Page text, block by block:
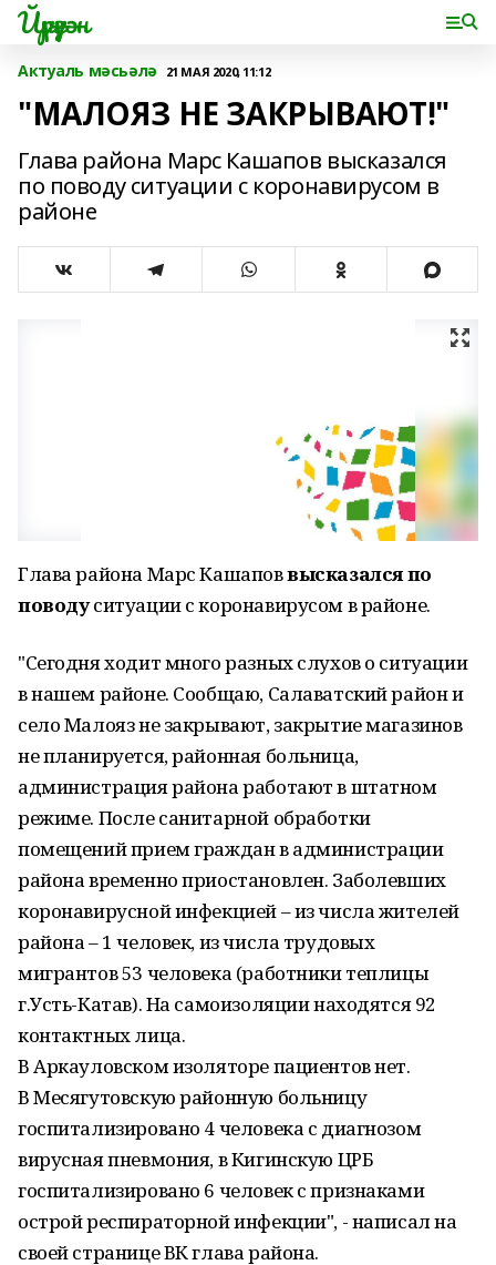
Йүрүҙән
Актуаль мәсьәлә 21 МАЯ 2020, 11:12
"МАЛОЯЗ НЕ ЗАКРЫВАЮТ!"
Глава района Марс Кашапов высказался
по поводу ситуации с коронавирусом в
районе
Глава района Марс Кашаповвысказалсяпо
поводуситуации с коронавирусом в районе.
"Сегодня ходит много разных слухов о ситуации
в нашем районе. Сообщаю, Салаватский район и
село Малояз не закрывают, закрытие магазинов
не планируется, районная больница,
администрация района работают в штатном
режиме. После санитарной обработки
помещений прием граждан в администрации
района временно приостановлен. Заболевших
коронавирусной инфекцией – из числа жителей
района – 1 человек, из числа трудовых
мигрантов 53 человека (работники теплицы
г.Усть-Катав). На самоизоляции находятся 92
контактных лица.
В Аркауловском изоляторе пациентов нет.
В Месягутовскую районную больницу
госпитализировано 4 человека с диагнозом
вирусная пневмония, в Кигинскую ЦРБ
госпитализировано 6 человек с признаками
острой респираторной инфекции", - написал на
своей странице ВК глава района.